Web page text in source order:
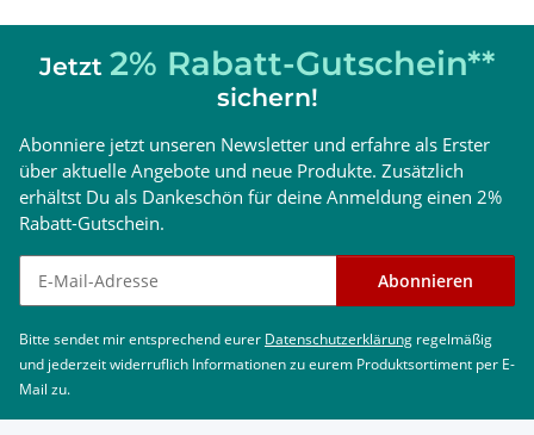
Jetzt 2% Rabatt-Gutschein**
sichern!
Abonniere jetzt unseren Newsletter und erfahre als Erster
über aktuelle Angebote und neue Produkte. Zusätzlich
erhältst Du als Dankeschön für deine Anmeldung einen 2%
Rabatt-Gutschein.
Newsletter abonnieren Abonnieren
Bitte sendet mir entsprechend eurer Datenschutzerklärung regelmäßig
und jederzeit widerruflich Informationen zu eurem Produktsortiment per E-
Mail zu.